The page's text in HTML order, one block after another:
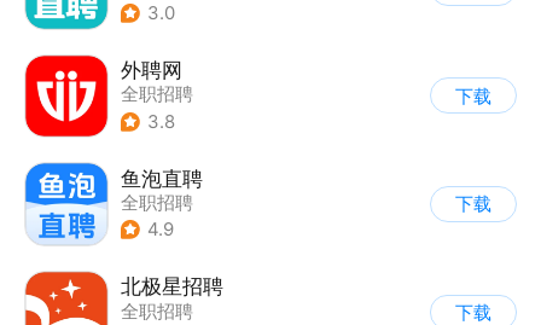
3.0
外聘网
全职招聘
3.8
下载
鱼泡直聘
全职招聘
4.9
下载
北极星招聘
全职招聘
下载